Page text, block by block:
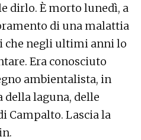
dirlo. È morto lunedì, a
di una malattia
che negli ultimi anni lo
Era conosciuto
ambientalista, in
laguna, delle
Campalto. Lascia la